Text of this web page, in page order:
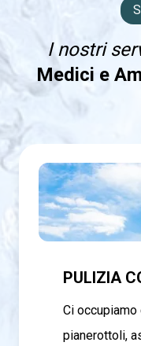
I nostri
Medici e
PULIZIA
Ci
pianerottoli,